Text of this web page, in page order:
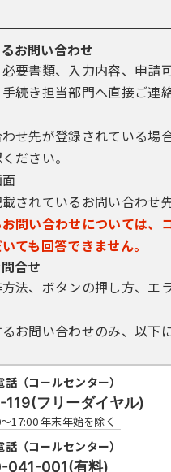
申請・届出等のデータに署
のインストール及びそれらの
ものとし、漏えいの可能性が
要な手続を行うこととします。
手続が行われたものは、全て
知する整理番号及びパスワー
ください。
Ｄ、パスワードを紛失し、
い。
ないものとしますが、利用者
。
ワード（申請データ用）を使
、利用者は他の方法による手
お問い合わせ
要書類、入力内容、申請可
続き担当部門へ直接ご連
せ先が登録されている場
ださい。
載されているお問い合わ
問い合わせについては、
ても回答できません。
合せ
法、ボタンの押し方、エ
お問い合わせのみ、以下
話（コールセンター）
フリーダイヤル)
17:00 年末年始を除く
話（コールセンター）
041-001(有料)